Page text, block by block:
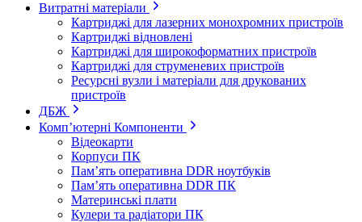
Витратні матеріали
Картриджі для лазерних монохромних пристроїв
Картриджі відновлені
Картриджі для широкоформатних пристроїв
Картриджі для струменевих пристроїв
Ресурсні вузли і матеріали для друкованих
пристроїв
ДБЖ
Комп’ютерні Компоненти
Відеокарти
Корпуси ПК
Пам’ять оперативна DDR ноутбуків
Пам’ять оперативна DDR ПК
Материнські плати
Кулери та радіатори ПК